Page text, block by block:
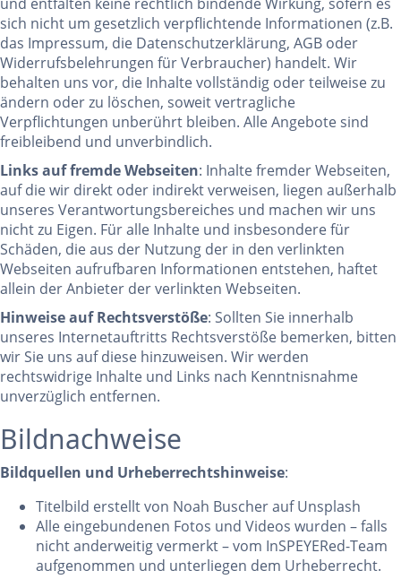
und entfalten keine rechtlich bindende Wirkung, sofern es
sich nicht um gesetzlich verpflichtende Informationen (z.B.
das Impressum, die Datenschutzerklärung, AGB oder
Widerrufsbelehrungen für Verbraucher) handelt. Wir
behalten uns vor, die Inhalte vollständig oder teilweise zu
ändern oder zu löschen, soweit vertragliche
Verpflichtungen unberührt bleiben. Alle Angebote sind
freibleibend und unverbindlich.
Links auf fremde Webseiten: Inhalte fremder Webseiten,
auf die wir direkt oder indirekt verweisen, liegen außerhalb
unseres Verantwortungsbereiches und machen wir uns
nicht zu Eigen. Für alle Inhalte und insbesondere für
Schäden, die aus der Nutzung der in den verlinkten
Webseiten aufrufbaren Informationen entstehen, haftet
allein der Anbieter der verlinkten Webseiten.
Hinweise auf Rechtsverstöße: Sollten Sie innerhalb
unseres Internetauftritts Rechtsverstöße bemerken, bitten
wir Sie uns auf diese hinzuweisen. Wir werden
rechtswidrige Inhalte und Links nach Kenntnisnahme
unverzüglich entfernen.
Bildnachweise
Bildquellen und Urheberrechtshinweise:
Titelbild erstellt von Noah Buscher auf Unsplash
Alle eingebundenen Fotos und Videos wurden – falls
nicht anderweitig vermerkt – vom InSPEYERed-Team
aufgenommen und unterliegen dem Urheberrecht.